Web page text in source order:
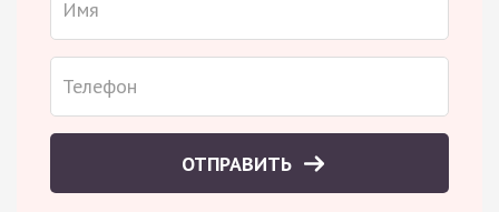
ОТПРАВИТЬ